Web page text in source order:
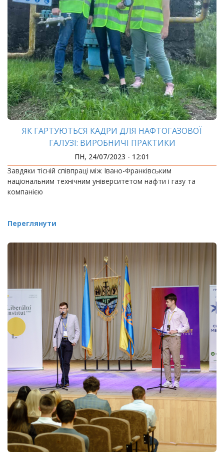
ЯК ГАРТУЮТЬСЯ КАДРИ ДЛЯ НАФТОГАЗОВОЇ
ГАЛУЗІ: ВИРОБНИЧІ ПРАКТИКИ
ПН, 24/07/2023 - 12:01
Завдяки тісній співпраці між Івано-Франківським
національним технічним університетом нафти і газу та
компанією
Переглянути